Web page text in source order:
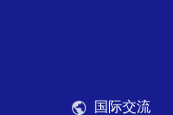
国际交流